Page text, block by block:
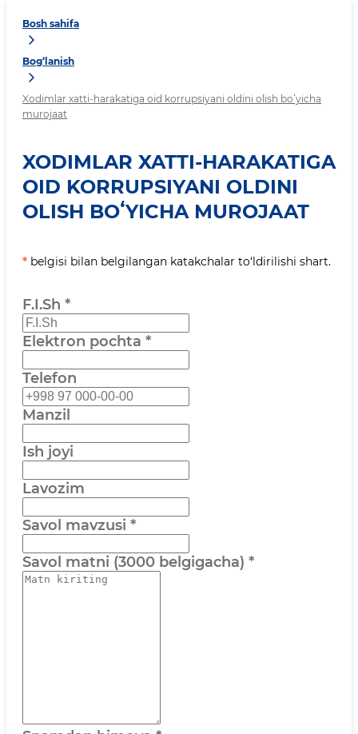
Bosh sahifa
Bog‘lanish
Xodimlar xatti-harakatiga oid korrupsiyani oldini olish boʻyicha
murojaat
XODIMLAR XATTI-HARAKATIGA
OID KORRUPSIYANI OLDINI
OLISH BOʻYICHA MUROJAAT
* belgisi bilan belgilangan katakchalar to‘ldirilishi shart.
F.I.Sh *
Elektron pochta *
Telefon
Manzil
Ish joyi
Lavozim
Savol mavzusi *
Savol matni (3000 belgigacha) *